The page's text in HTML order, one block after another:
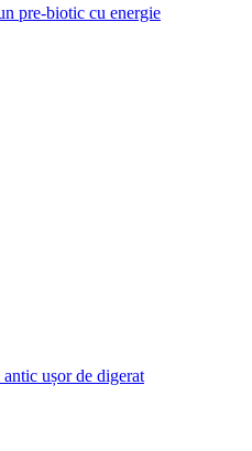
pre-biotic cu energie
ușor de digerat